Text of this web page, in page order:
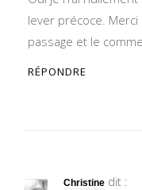
lever précoce. Merci
passage et le
RÉPONDRE
Christine dit :